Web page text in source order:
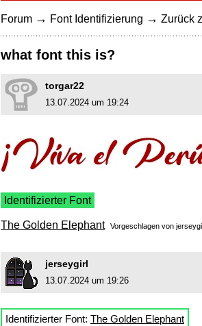
Forum → Font Identifizierung → Zurück
what font this is?
torgar22
13.07.2024 um 19:24
Identifizierter Font
The Golden Elephant Vorgeschlagen von
jerseygirl
13.07.2024 um 19:26
Identifizierter Font: The Golden Elephant